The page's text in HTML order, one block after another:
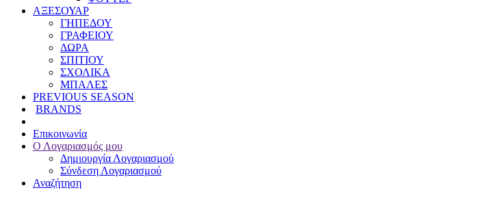
ΑΞΕΣΟΥΑΡ
ΓΗΠΕΔΟΥ
ΓΡΑΦΕΙΟΥ
ΔΩΡΑ
ΣΠΙΤΙΟΥ
ΣΧΟΛΙΚΑ
ΜΠΑΛΕΣ
PREVIOUS SEASON
BRANDS
Επικοινωνία
Ο Λογαριασμός μου
Δημιουργία Λογαριασμού
Σύνδεση Λογαριασμού
Αναζήτηση